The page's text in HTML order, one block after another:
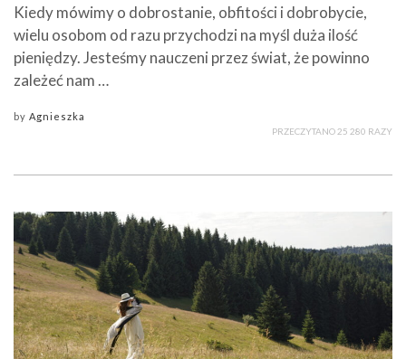
Kiedy mówimy o dobrostanie, obfitości i dobrobycie,
wielu osobom od razu przychodzi na myśl duża ilość
pieniędzy. Jesteśmy nauczeni przez świat, że powinno
zależeć nam …
by Agnieszka
PRZECZYTANO 25 280 RAZY